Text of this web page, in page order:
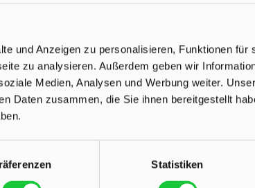
und Anzeigen zu personalisieren, Funktionen für
zu analysieren. Außerdem geben wir
Medien, Analysen und Werbung weiter.
Daten zusammen, die Sie ihnen bereitgestellt
Statistiken
Faktoren sind, kann die kleinste
machen. Ein professioneller Auftritt, klare
wie Grundbuchauszug und Energieausweis
Käufer, dass der Verkäufer sorgfältig vorgeht
Fehlern und rechtlichen